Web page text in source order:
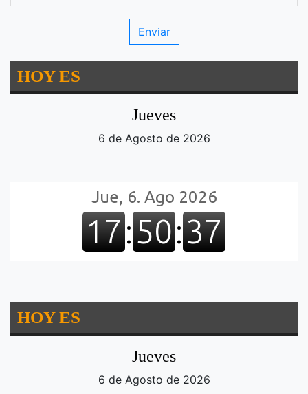
HOY ES
Jueves
6 de Agosto de 2026
HOY ES
Jueves
6 de Agosto de 2026